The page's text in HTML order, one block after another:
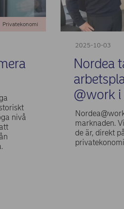
Privatekonomi
nivå
2025-10-03
Nordea
@work i
marknaden.
de är, direkt